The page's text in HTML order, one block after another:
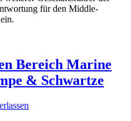
für den Middle-
Bereich Marine
& Schwartze